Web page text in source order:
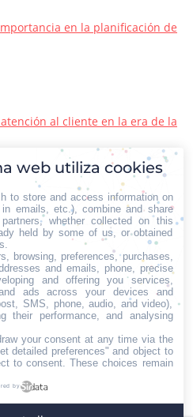
en la planificación de
al cliente en la era de la
Contacto
web utiliza cookies
to store and access information on
emails, etc.), combine and share
whether collected on this
held by some of us, or obtained
browsing, preferences, purchases,
and emails, phone, precise
and offering you services,
ads across your devices and
SMS, phone, audio, and video),
their performance, and analysing
your consent at any time via the
detailed preferences" and object to
to consent. These choices remain
by